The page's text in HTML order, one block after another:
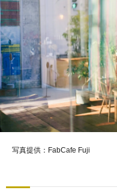
写真提供：FabCafe Fuji